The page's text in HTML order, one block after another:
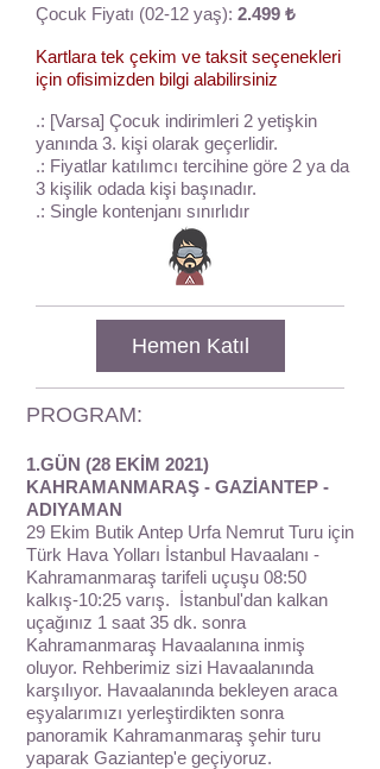
Çocuk Fiyatı (02-12 yaş): 2.499 ₺
Kartlara tek çekim ve taksit seçenekleri
için ofisimizden bilgi alabilirsiniz
.: [Varsa] Çocuk indirimleri 2 yetişkin
yanında 3. kişi olarak geçerlidir.
.: Fiyatlar katılımcı tercihine göre 2 ya da
3 kişilik odada kişi başınadır.
.: Single kontenjanı sınırlıdır
Hemen Katıl
PROGRAM:
1.GÜN (28 EKİM 2021)
KAHRAMANMARAŞ - GAZİANTEP -
ADIYAMAN
29 Ekim Butik Antep Urfa Nemrut Turu için
Türk Hava Yolları İstanbul Havaalanı -
Kahramanmaraş tarifeli uçuşu 08:50
kalkış-10:25 varış. İstanbul'dan kalkan
uçağınız 1 saat 35 dk. sonra
Kahramanmaraş Havaalanına inmiş
oluyor. Rehberimiz sizi Havaalanında
karşılıyor. Havaalanında bekleyen araca
eşyalarımızı yerleştirdikten sonra
panoramik Kahramanmaraş şehir turu
yaparak Gaziantep'e geçiyoruz.